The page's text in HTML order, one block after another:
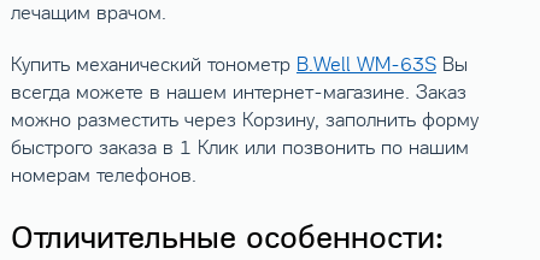
лечащим врачом.
Купить механический тонометр B.Well WM-63SВы
всегда можете в нашем интернет-магазине. Заказ
можно разместить через Корзину, заполнить форму
быстрого заказа в 1 Клик или позвонить по нашим
номерам телефонов.
Отличительные особенности: